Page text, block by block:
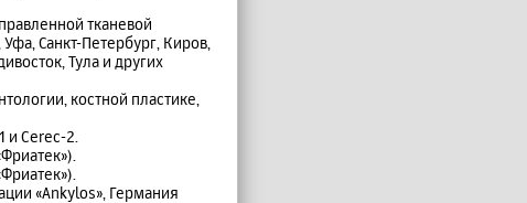
тканевой
Санкт-Петербург, Киров,
Тула и других
костной пластике,
и Cerec-2.
«Ankylos», Германия